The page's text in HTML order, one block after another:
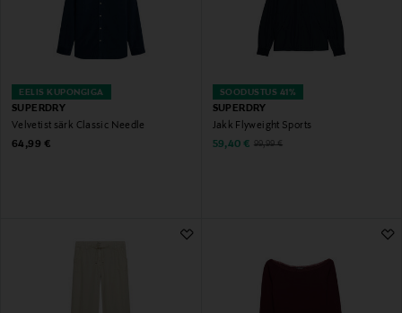
EELIS KUPONGIGA
SUPERDRY
Velvetist särk Classic Needle
Original Price
64,99 €
SOODUSTUS 41%
SUPERDRY
Jakk Flyweight Sports
Discounted Price
59,40 € Original Price
99,99 €